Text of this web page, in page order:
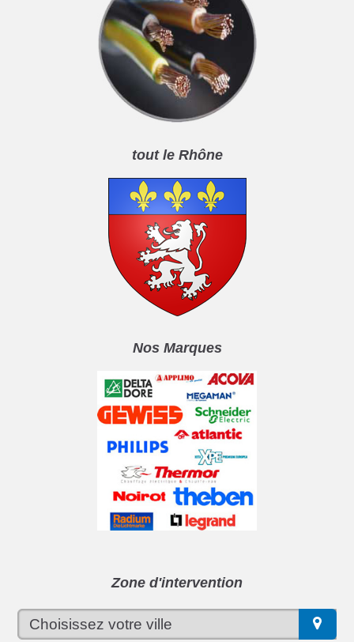
tout le Rhône
Nos Marques
Zone d'intervention